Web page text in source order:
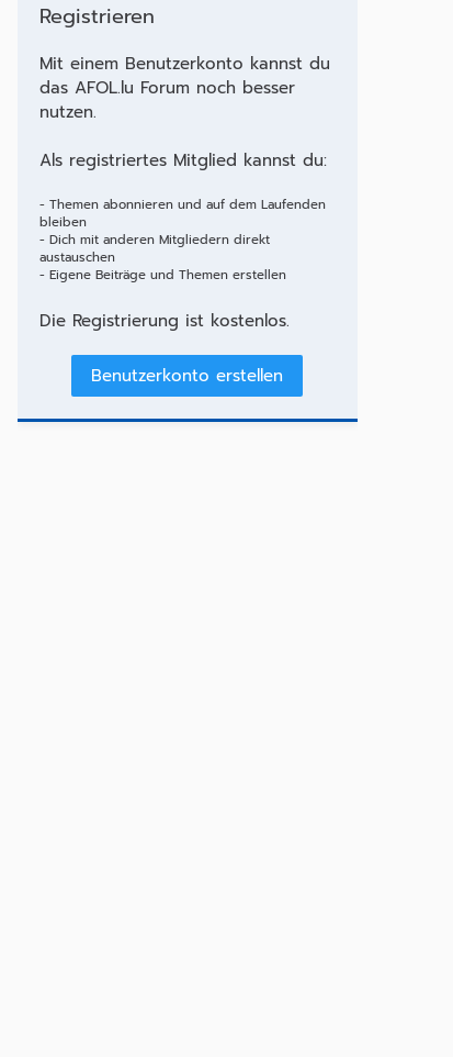
Registrieren
Mit einem Benutzerkonto kannst du
das AFOL.lu Forum noch besser
nutzen.
Als registriertes Mitglied kannst du:
- Themen abonnieren und auf dem Laufenden
bleiben
- Dich mit anderen Mitgliedern direkt
austauschen
- Eigene Beiträge und Themen erstellen
Die Registrierung ist kostenlos.
Benutzerkonto erstellen